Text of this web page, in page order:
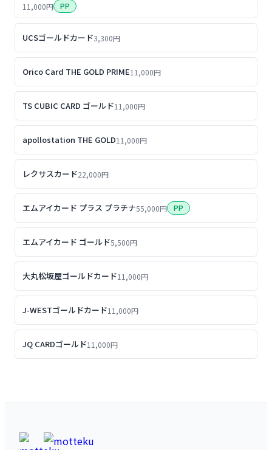
11,000円 PP
UCSゴールドカード3,300円
Orico Card THE GOLD PRIME11,000円
TS CUBIC CARD ゴールド11,000円
apollostation THE GOLD11,000円
レクサスカード22,000円
エムアイカード プラス プラチナ55,000円 PP
エムアイカード ゴールド5,500円
大丸松坂屋ゴールドカード11,000円
J-WESTゴールドカード11,000円
JQ CARDゴールド11,000円